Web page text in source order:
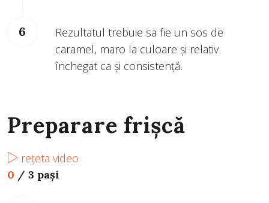
Rezultatul trebuie sa fie un sos de
caramel, maro la culoare și relativ
închegat ca și consistență.
Preparare frișcă
rețeta video
0 / 3 pași